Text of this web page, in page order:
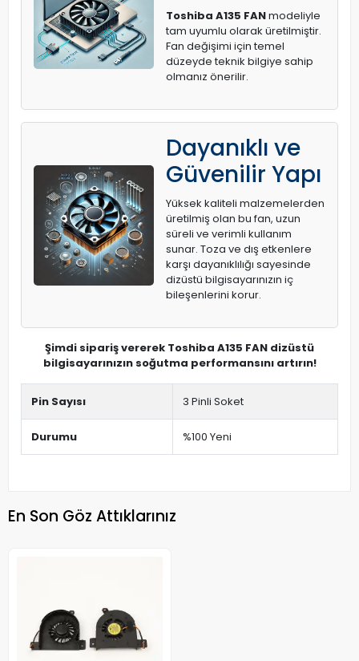
Toshiba A135 FANmodeliyle
tam uyumlu olarak üretilmiştir.
Fan değişimi için temel
düzeyde teknik bilgiye sahip
olmanız önerilir.
Dayanıklı ve
Güvenilir Yapı
Yüksek kaliteli malzemelerden
üretilmiş olan bu fan, uzun
süreli ve verimli kullanım
sunar. Toza ve dış etkenlere
karşı dayanıklılığı sayesinde
dizüstü bilgisayarınızın iç
bileşenlerini korur.
Şimdi sipariş vererek Toshiba A135 FAN dizüstü
bilgisayarınızın soğutma performansını artırın!
Pin Sayısı 3 Pinli Soket
Durumu %100 Yeni
En Son Göz Attıklarınız